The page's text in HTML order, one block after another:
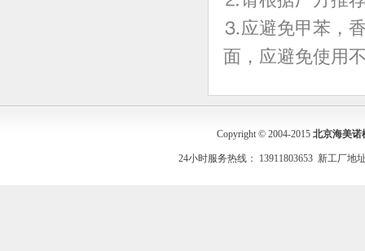
⒊应避免甲苯，
面，应避免使用
Copyright © 2004-2015 北京海美诺
24小时服务热线： 13911803653 新工厂